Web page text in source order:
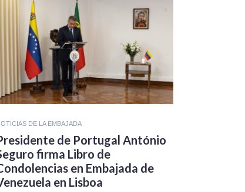
DE LA EMBAJADA
de Portugal António
firma Libro de
en Embajada de
en Lisboa